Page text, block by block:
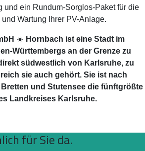
und ein Rundum-Sorglos-Paket für die
und Wartung Ihrer PV-Anlage.
☀️ Hornbach ist eine Stadt im
Württembergs an der Grenze zu
südwestlich von Karlsruhe, zu
sie auch gehört. Sie ist nach
und Stutensee die fünftgrößte
Landkreises Karlsruhe.
für Sie da.